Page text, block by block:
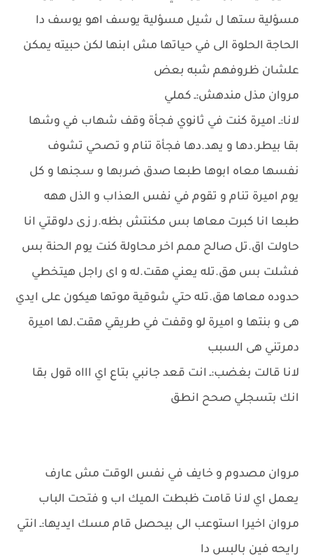
مسؤلية ستها ل شيل مسؤلية يوسف اهو يوسف دا
الحاجة الحلوة الى في حياتها مش ابنها لكن حبيته يمكن
علشان ظروفهم شبه بعض
مروان مذل مندهش:ـ كملي
لانا:ـ اميرة كنت في ثانوي فجأة وقف شهاب في وشها
بقا بيطر.دها و يهد.دها فجأة تنام و تصحي تشوف
نفسها معاه ابوها طبعا صدق ضربها و سجنها و كل
يوم اميرة تنام و تقوم في نفس العذاب و الذل ههه
طبعا انا كبرت معاها بس مكنتش بظه.ر زى دلوقتي انا
حاولت اق.تل صالح ممم اخر محاولة كنت يوم الحنة بس
فشلت بس هق.تله يعني هقت.له و اى راجل هيتخطي
حدوده معاها هق.تله حتي شوقية موتها هيكون على ايدي
هى و بنتها و اميرة لو وقفت في طريقي هقت.لها اميرة
دمرتني هى السبب
لانا قالت بغضب:ـ انت قعد جانبي بتاع اي اااه قول بقا
انك بتسجلي صحح انطق
مروان مصدوم و خايف في نفس الوقت مش عارف
يعمل اي لانا قامت ظبطت الميك اب و فتحت الباب
مروان اخيرا استوعب الى بيحصل قام مسك ايديها:ـ انتي
رايحه فين بالبس دا